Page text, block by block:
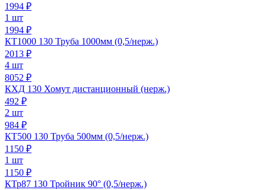
1994 ₽
1 шт
1994 ₽
КТ1000 130 Труба 1000мм (0,5/нерж.)
2013 ₽
4 шт
8052 ₽
КХД 130 Хомут дистанционный (нерж.)
492 ₽
2 шт
984 ₽
КТ500 130 Труба 500мм (0,5/нерж.)
1150 ₽
1 шт
1150 ₽
КТр87 130 Тройник 90° (0,5/нерж.)